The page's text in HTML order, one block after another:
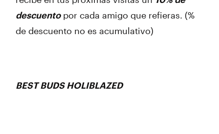
descuentopor cada amigo que refieras. (%
de descuento no es acumulativo)
BEST BUDS HOLIBLAZED